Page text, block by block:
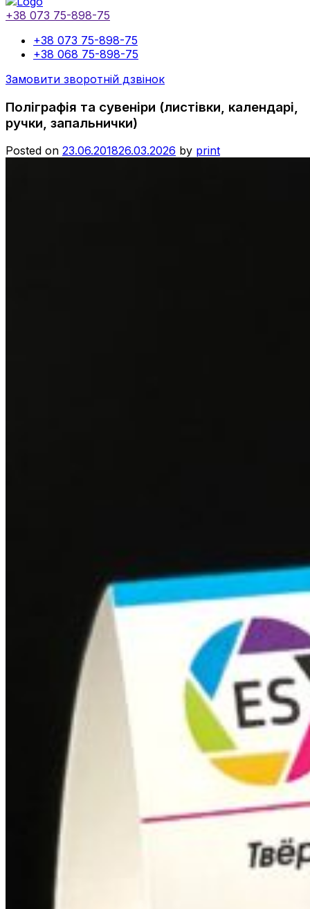
+38 073 75-898-75
+38 073 75-898-75
+38 068 75-898-75
Замовити зворотній дзвінок
Поліграфія та сувеніри (листівки, календарі,
ручки, запальнички)
Posted on 23.06.201826.03.2026 by print